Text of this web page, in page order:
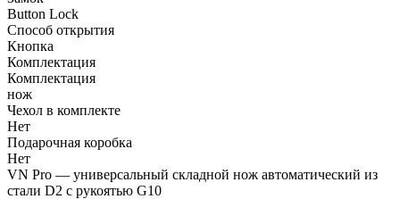
Button Lock
Способ открытия
Кнопка
Комплектация
Комплектация
нож
Чехол в комплекте
Нет
Подарочная коробка
Нет
VN Pro — универсальный складной нож автоматический из
стали D2 с рукоятью G10